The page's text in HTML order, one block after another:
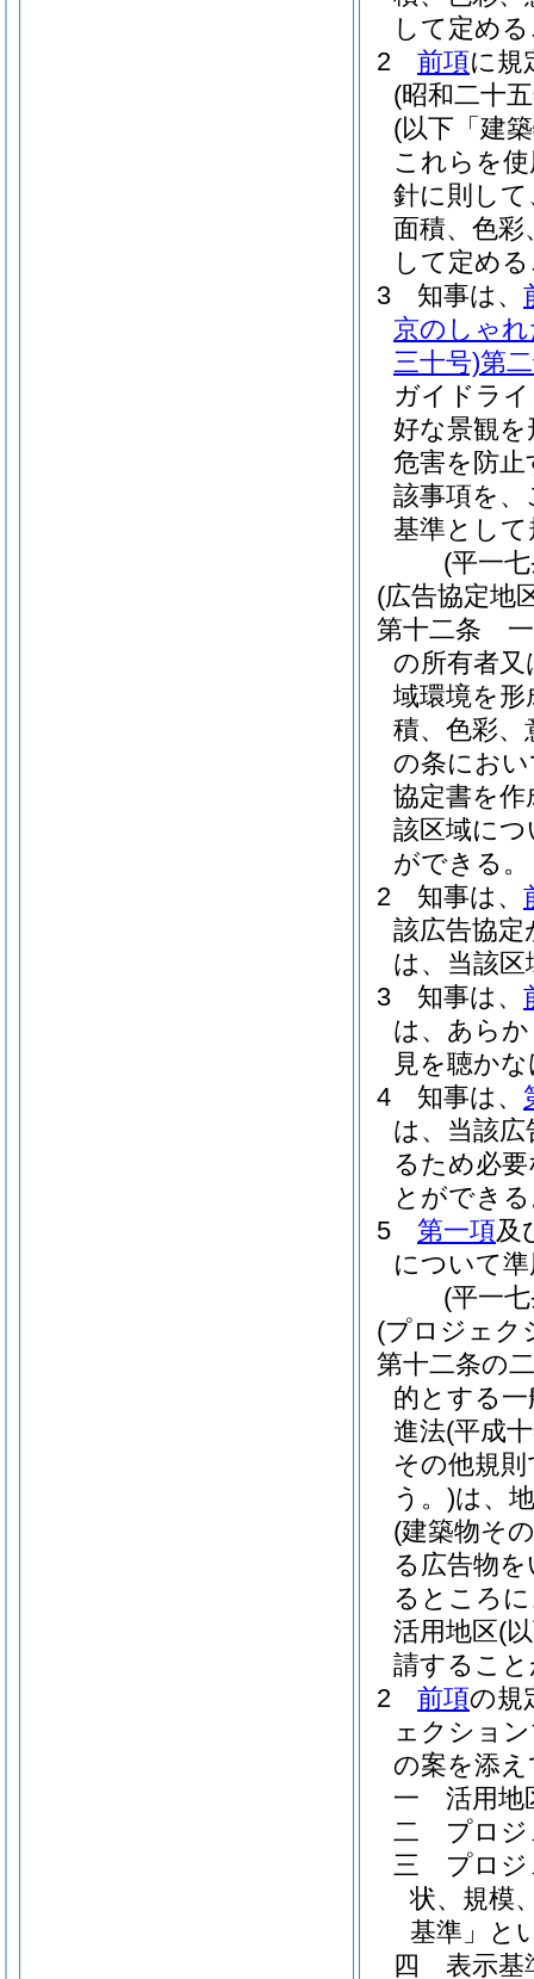
して定め
2
前項に規
(昭和二十
(以下「建
これらを
針に則し
面積、色
して定め
3
知事は、
京のしゃ
三十号)第
ガイドラ
好な景観
危害を防
該事項を
基準とし
(平一
(広告協定地
第十二条
の所有者
域環境を
積、色彩
の条にお
協定書を
該区域に
ができる。
2
知事は、
該広告協
は、当該
3
知事は、
は、あら
見を聴か
4
知事は、
は、当該
るため必
とができ
5
第一項及
について
(平一
(プロジェク
第十二条の二
的とする
進法(平成
その他規
う。)は、
(建築物そ
る広告物
るところ
活用地区(
請するこ
2
前項の規
ェクショ
の案を添
一
活用地
二
プロ
三
プロ
状、規模
基準」と
四
表示基